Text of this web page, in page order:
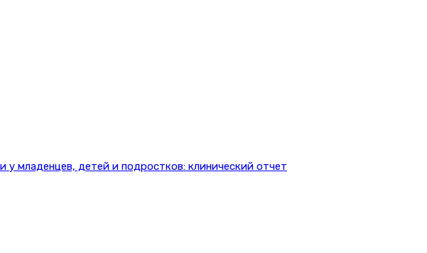
младенцев, детей и подростков: клинический отчет